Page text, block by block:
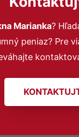
Marianka?
peniaz? Pre